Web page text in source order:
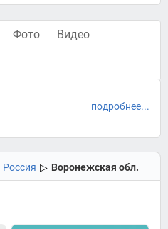
Фото Видео
подробнее...
Россия ▷ Воронежская обл.